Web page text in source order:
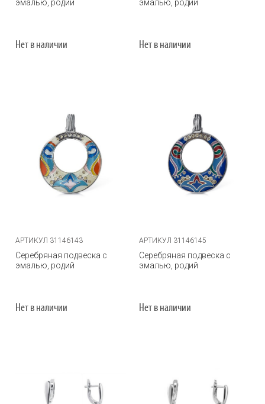
эмалью, родий
Нет в наличии
эмалью, родий
Нет в наличии
АРТИКУЛ 31146143
Серебряная подвеска с
эмалью, родий
Нет в наличии
АРТИКУЛ 31146145
Серебряная подвеска с
эмалью, родий
Нет в наличии